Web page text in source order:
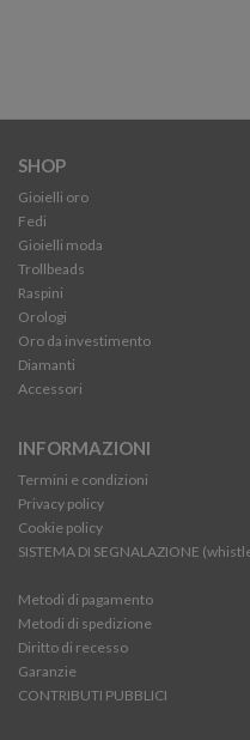
SHOP
Gioielli oro
Fedi
Gioielli moda
Trollbeads
Raspini
Orologi
Oro da investimento
Diamanti
Accessori
INFORMAZIONI
Termini e condizioni
Privacy policy
Cookie policy
SISTEMA DI SEGNALAZIONE
Metodi di pagamento
Metodi di spedizione
Diritto di recesso
Garanzie
CONTRIBUTI PUBBLICI